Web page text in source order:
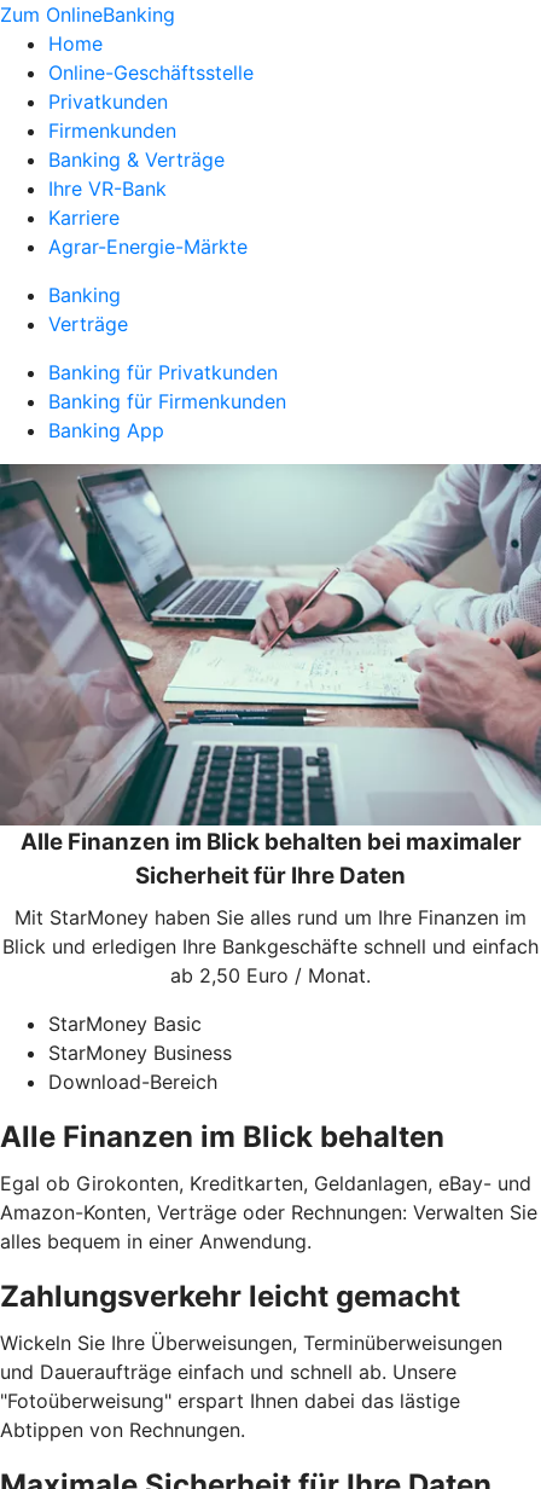
Zum OnlineBanking
Home
Online-Geschäftsstelle
Privatkunden
Firmenkunden
Banking & Verträge
Ihre VR-Bank
Karriere
Agrar-Energie-Märkte
Banking
Verträge
Banking für Privatkunden
Banking für Firmenkunden
Banking App
Alle Finanzen im Blick behalten bei maximaler
Sicherheit für Ihre Daten
Mit StarMoney haben Sie alles rund um Ihre Finanzen im
Blick und erledigen Ihre Bankgeschäfte schnell und einfach
ab 2,50 Euro / Monat.
StarMoney Basic
StarMoney Business
Download-Bereich
Alle Finanzen im Blick behalten
Egal ob Girokonten, Kreditkarten, Geldanlagen, eBay- und
Amazon-Konten, Verträge oder Rechnungen: Verwalten Sie
alles bequem in einer Anwendung.
Zahlungsverkehr leicht gemacht
Wickeln Sie Ihre Überweisungen, Terminüberweisungen
und Daueraufträge einfach und schnell ab. Unsere
"Fotoüberweisung" erspart Ihnen dabei das lästige
Abtippen von Rechnungen.